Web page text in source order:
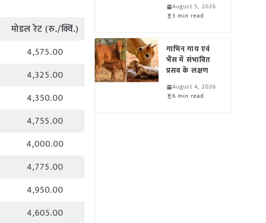
मोडल रेट (रु./क्विं.)
4,575.00
4,325.00
4,350.00
4,755.00
4,000.00
4,775.00
4,950.00
4,605.00
August 5, 2026
3 min read
गाभिन गाय एवं
भैंस में संभावित
प्रसव के लक्षण
August 4, 2026
6 min read